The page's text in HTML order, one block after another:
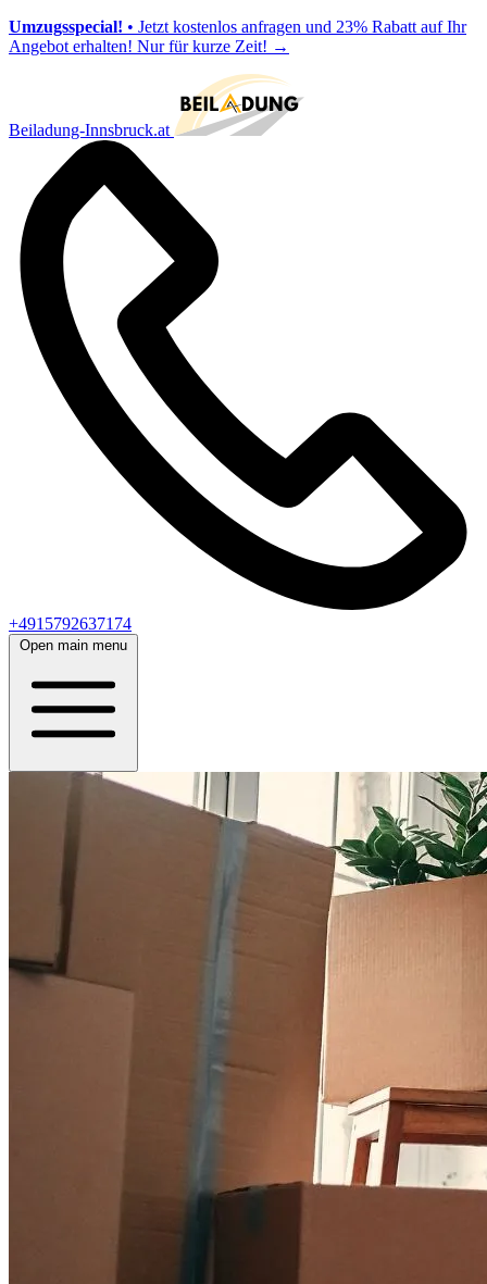
Umzugsspecial! • Jetzt kostenlos anfragen und 23% Rabatt auf Ihr
Angebot erhalten! Nur für kurze Zeit! →
Beiladung-Innsbruck.at
+4915792637174
Open main menu